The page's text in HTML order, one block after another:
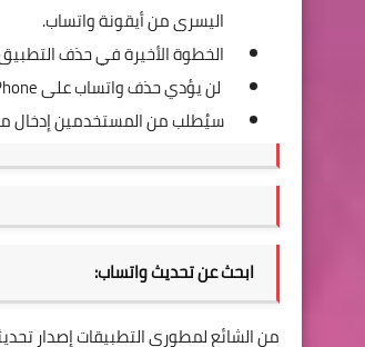
اليسرى من أيقونة واتساب.
الخطوة الأخيرة في حذف
لن يؤدي حذفواتسابعلى iPhone إلى محو بيانات حساب المستخدمين.
سيُطلب من المستخدمين إدخال
ابحث عن تحديث واتساب:
من الشائع لمطوري التطبيقات إصدار